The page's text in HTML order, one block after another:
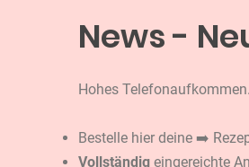
News -
Hohes
Bestelle hier deine ➡️
Vollständig eingereichte